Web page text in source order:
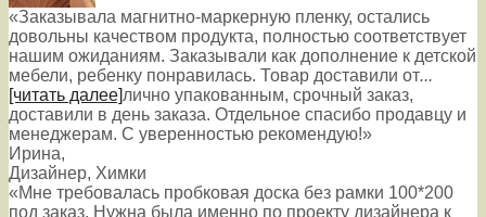
«Заказывала магнитно-маркерную пленку, остались
довольны качеством продукта, полностью соответствует
нашим ожиданиям. Заказывали как дополнение к детской
мебели, ребенку понравилась. Товар доставили от...
[читать далее]лично упакованным, срочный заказ,
доставили в день заказа. Отдельное спасибо продавцу и
менеджерам. С уверенностью рекомендую!»
Ирина,
Дизайнер, Химки
«Мне требовалась пробковая доска без рамки 100*200
под заказ. Нужна была именно по проекту дизайнера к